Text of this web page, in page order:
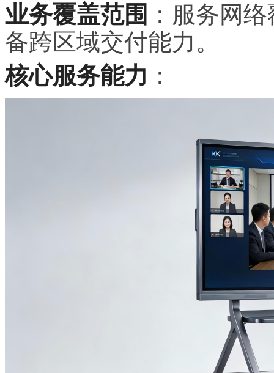
业务覆盖范围 ：服务网
备跨区域交付能力。
核心服务能力 ：